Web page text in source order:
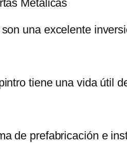
Metálicas
una excelente
tiene una vida útil
de prefabricación e